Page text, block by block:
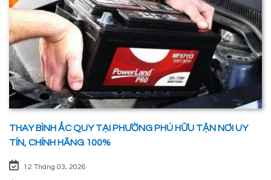
THAY BÌNH ẮC QUY TẠI PHƯỜNG PHÚ HỮU TẬN NƠI UY
TÍN, CHÍNH HÃNG 100%
12 Tháng 03, 2026